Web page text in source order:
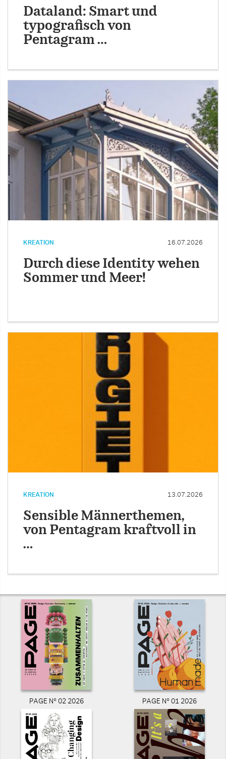
Dataland: Smart und
typografisch von
Pentagram …
KREATION 16.07.2026
Durch diese Identity wehen
Sommer und Meer!
KREATION 13.07.2026
Sensible Männerthemen,
von Pentagram kraftvoll in
…
PAGE N° 02 2026 PAGE N° 01 2026